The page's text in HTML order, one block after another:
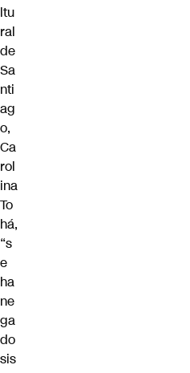
ltu
ral
de
Sa
nti
ag
o,
Ca
rol
ina
To
há,
“s
e
ha
ne
ga
do
sis